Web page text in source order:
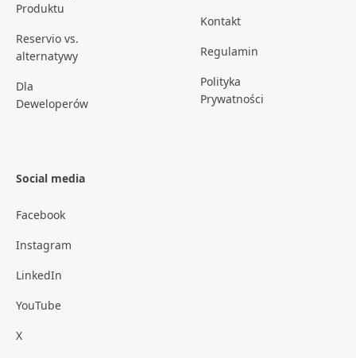
Produktu
Reservio vs.
alternatywy
Dla
Deweloperów
Kontakt
Regulamin
Polityka
Prywatności
Social media
Facebook
Instagram
LinkedIn
YouTube
X